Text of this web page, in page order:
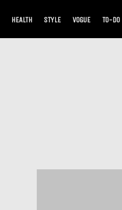
HEALTH STYLE VOGUE TO-DO